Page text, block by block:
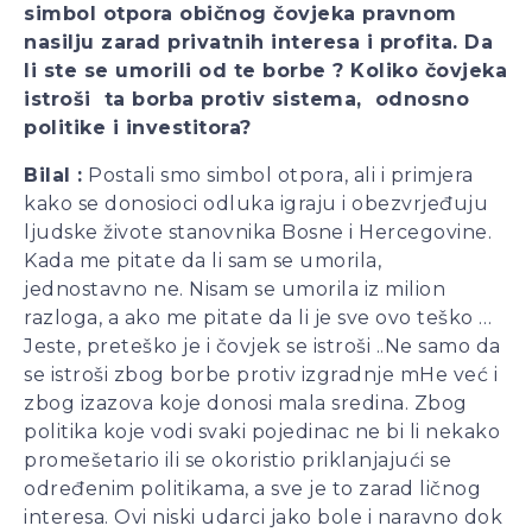
simbol otpora običnog čovjeka pravnom
nasilju zarad privatnih interesa i profita. Da
li ste se umorili od te borbe ? Koliko čovjeka
istroši ta borba protiv sistema, odnosno
politike i investitora?
Bilal : Postali smo simbol otpora, ali i primjera
kako se donosioci odluka igraju i obezvrjeđuju
ljudske živote stanovnika Bosne i Hercegovine.
Kada me pitate da li sam se umorila,
jednostavno ne. Nisam se umorila iz milion
razloga, a ako me pitate da li je sve ovo teško …
Jeste, preteško je i čovjek se istroši ..Ne samo da
se istroši zbog borbe protiv izgradnje mHe već i
zbog izazova koje donosi mala sredina. Zbog
politika koje vodi svaki pojedinac ne bi li nekako
promešetario ili se okoristio priklanjajući se
određenim politikama, a sve je to zarad ličnog
interesa. Ovi niski udarci jako bole i naravno dok